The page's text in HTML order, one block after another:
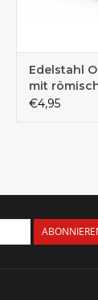
Edelstahl
mit
– Unisex |
€4,95